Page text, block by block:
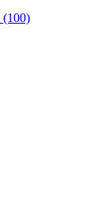
(100)